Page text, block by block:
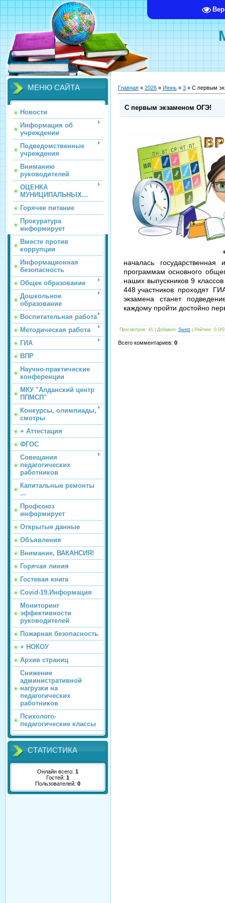
МЕНЮ САЙТА
Новости
Информация об
учреждении
Подведомственные
учреждения
Вниманию
руководителей
ОЦЕНКА
МУНИЦИПАЛЬНЫХ...
Горячее питание
Прокуратура
информирует
Вместе против
коррупции
Информационная
безопасность
Общее образование
Дошкольное
образование
Воспитательная работа
Методическая работа
ГИА
ВПР
Научно-практические
конференции
МКУ "Алданский центр
ППМСП"
Конкурсы, олимпиады,
смотры
+ Аттестация
ФГОС
Совещания
педагогических
работников
Капитальные ремонты
...
Профсоюз
информирует
Открытые данные
Объявления
Внимание, ВАКАНСИЯ!
Горячая линия
Гостевая книга
Covid-19.Информация
Мониторинг
эффективности
руководителей
Пожарная безопасность
+ НОКОУ
Архив страниц
Снижение
административной
нагрузки на
педагогических
работников
Психолого-
педагогические классы
СТАТИСТИКА
Онлайн всего: 1
Гостей: 1
Пользователей: 0
Главная » 2026 » Июнь » 3 » С первым
С первым экзаменом ОГЭ!
началась
программам основного
наших выпускников 9
448 участников проходят
экзамена станет
каждому пройти достойно
Просмотров: 41 | Добавил: Swett Рейтинг: 0.0/0
Всего комментариев: 0